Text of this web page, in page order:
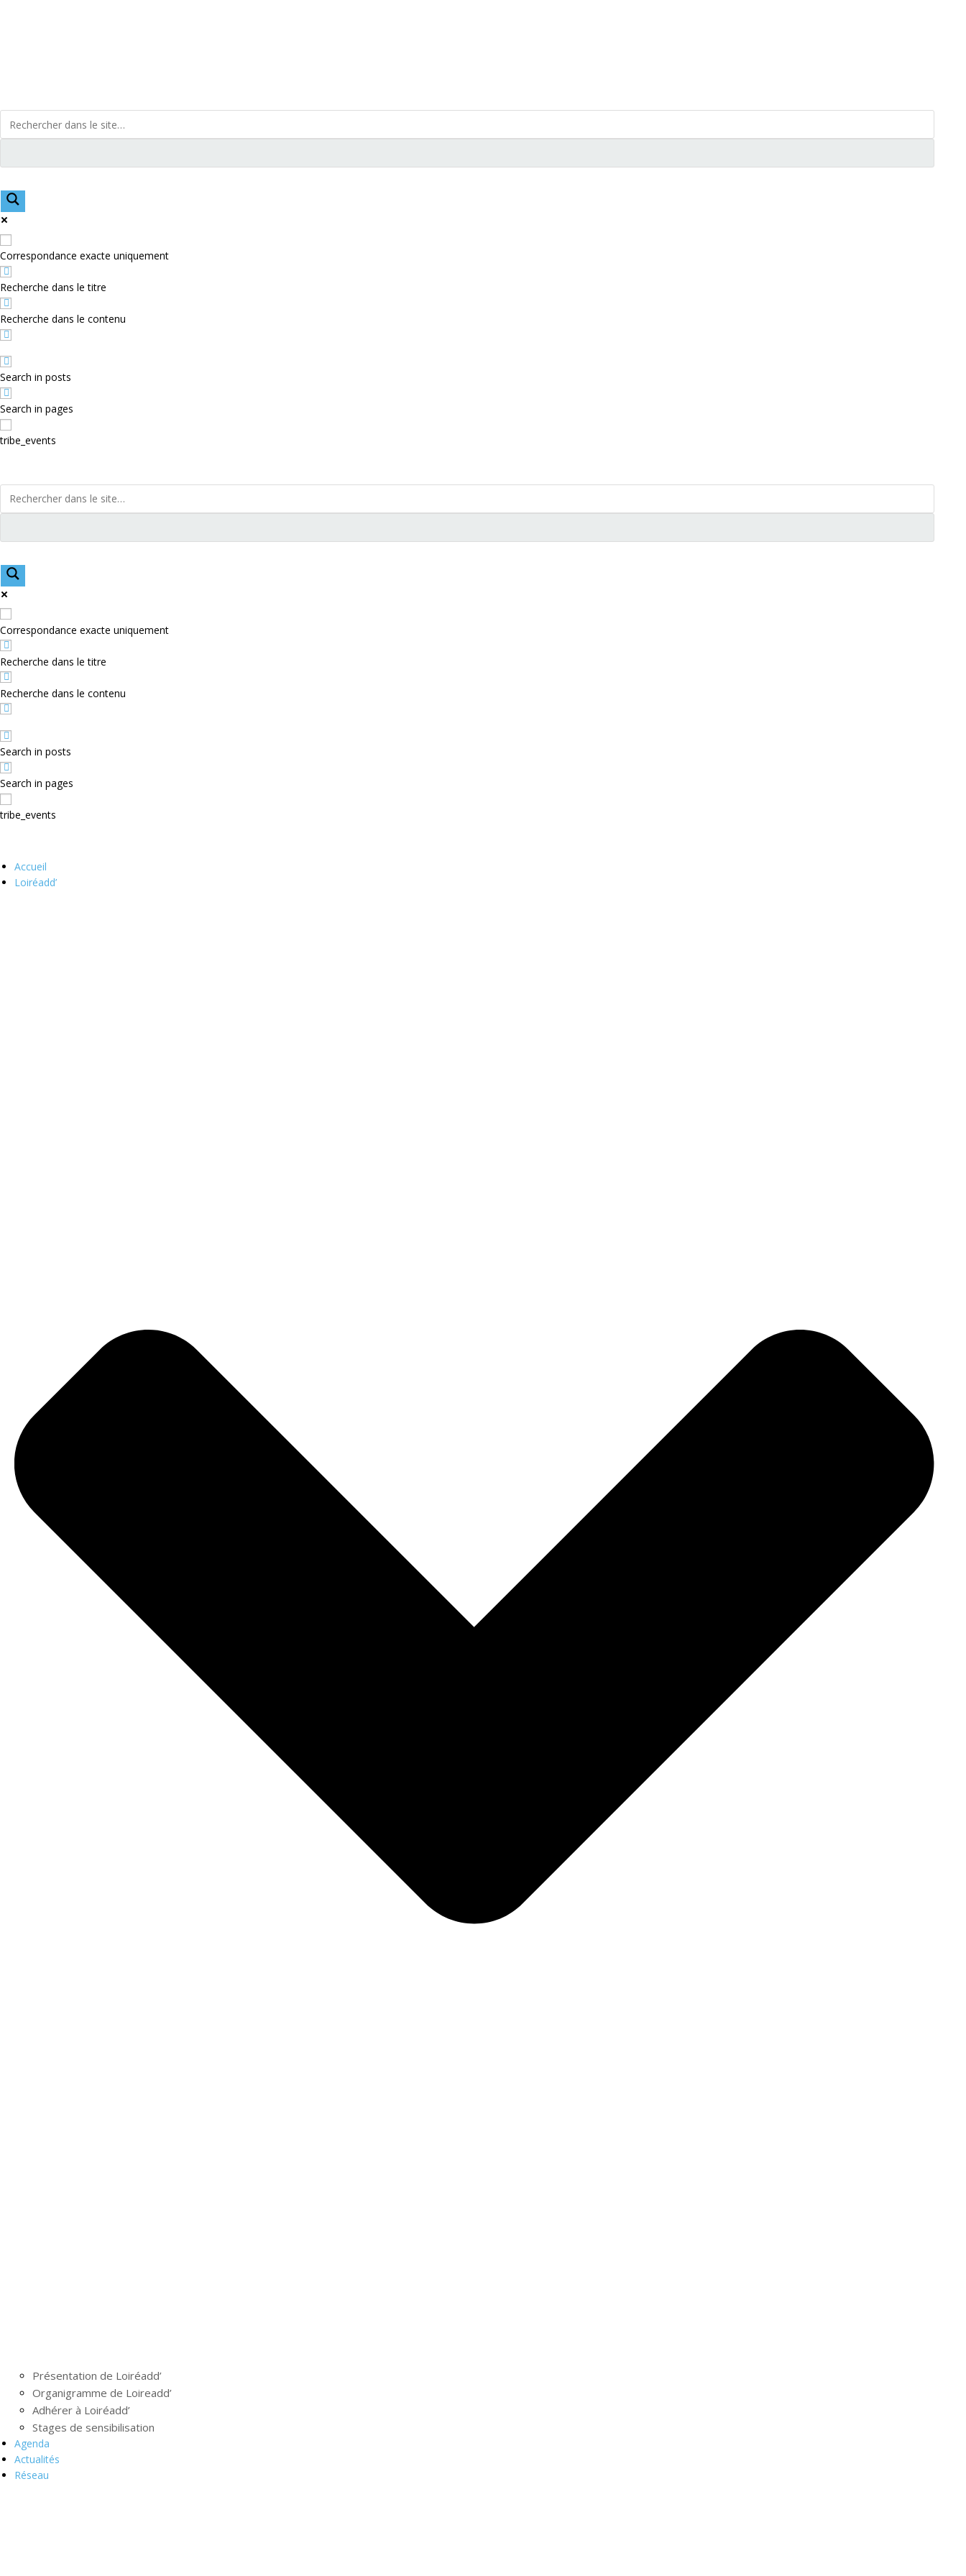
Correspondance exacte uniquement
Recherche dans le titre
Recherche dans le contenu
Search in posts
Search in pages
tribe_events
Correspondance exacte uniquement
Recherche dans le titre
Recherche dans le contenu
Search in posts
Search in pages
tribe_events
Accueil
Loiréadd’
Présentation de Loiréadd’
Organigramme de Loireadd’
Adhérer à Loiréadd’
Stages de sensibilisation
Agenda
Actualités
Réseau